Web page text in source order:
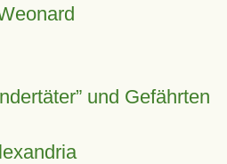
und Gefährten